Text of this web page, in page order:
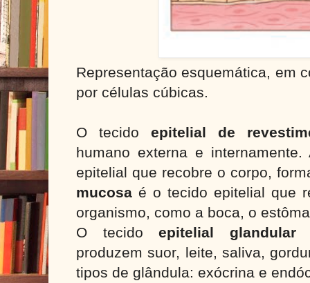
Representação esquemática, em
por células cúbicas.
O tecido epitelial de
humano externa e
epitelial que recobre o corpo,
mucosa é o tecido epitelial que
organismo, como a boca, o
O tecidoepitelial glandular
produzem suor, leite, saliva,
tipos de glândula: exócrina e